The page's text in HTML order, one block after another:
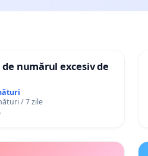
numărul excesiv de
/ 7 zile